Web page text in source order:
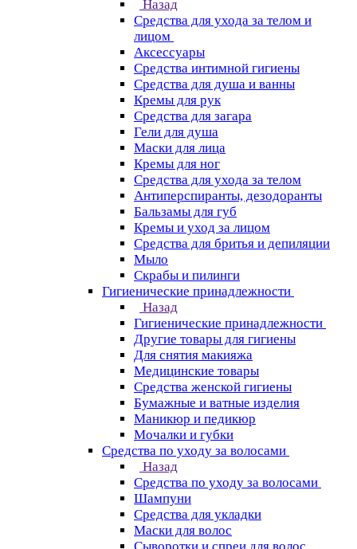
Назад
Средства для ухода за телом и
лицом
Аксессуары
Средства интимной гигиены
Средства для душа и ванны
Кремы для рук
Средства для загара
Гели для душа
Маски для лица
Кремы для ног
Средства для ухода за телом
Антиперспиранты, дезодоранты
Бальзамы для губ
Кремы и уход за лицом
Средства для бритья и депиляции
Мыло
Скрабы и пилинги
Гигиенические принадлежности
Назад
Гигиенические принадлежности
Другие товары для гигиены
Для снятия макияжа
Медицинские товары
Средства женской гигиены
Бумажные и ватные изделия
Маникюр и педикюр
Мочалки и губки
Средства по уходу за волосами
Назад
Средства по уходу за волосами
Шампуни
Средства для укладки
Маски для волос